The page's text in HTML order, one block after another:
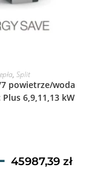
OPCJE
, Split
powietrze/woda
6,9,11,13 kW
45987,39zł